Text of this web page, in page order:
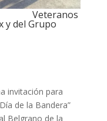
y del Grupo
invitación para
de la Bandera”
Belgrano de la